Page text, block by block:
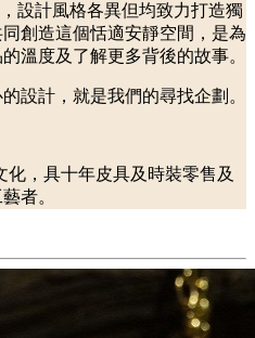
設計風格各異但均致力打造獨
創造這個恬適安靜空間，是為
溫度及了解更多背後的故事。
設計，就是我們的尋找企劃。
化，具十年皮具及時裝零售及
者。